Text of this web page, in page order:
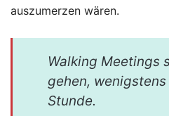
auszumerzen wären.
Walking Meetings
gehen,
Stunde.